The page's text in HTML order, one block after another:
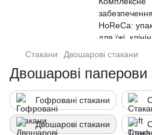
Стакани Двошарові стакани
Двошарові паперови
Гофровані стакани
Двошарові стакани